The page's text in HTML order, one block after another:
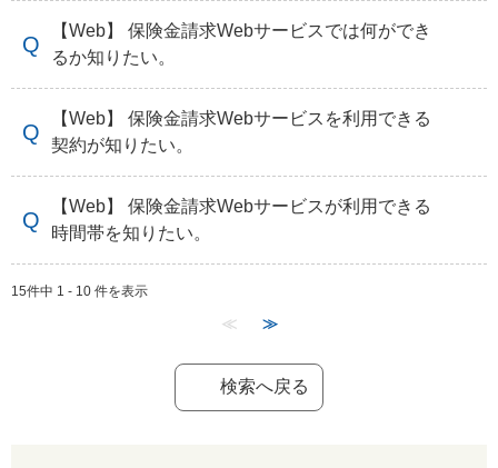
【Web】 保険金請求Webサービスでは何ができ
るか知りたい。
【Web】 保険金請求Webサービスを利用できる
契約が知りたい。
【Web】 保険金請求Webサービスが利用できる
時間帯を知りたい。
15件中 1 - 10 件を表示
≪ ≫
検索へ戻る